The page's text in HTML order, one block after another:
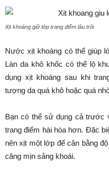
Xịt khoáng giữ lớp trang điểm lâu trôi
Nước xịt khoáng có thể giúp
Làn da khô khốc có thể lộ
dụng xịt khoáng sau khi
tượng da quá khô hoặc quá
Bạn có thể sử dụng cả trước
trang điểm hài hòa hơn. Đặc
nên xịt một lớp để cân bằng
căng mịn sảng khoái.